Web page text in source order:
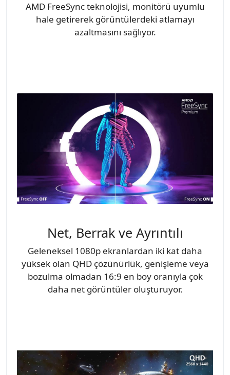
AMD FreeSync teknolojisi, monitörü uyumlu
hale getirerek görüntülerdeki atlamayı
azaltmasını sağlıyor.
Net, Berrak ve Ayrıntılı
Geleneksel 1080p ekranlardan iki kat daha
yüksek olan QHD çözünürlük, genişleme veya
bozulma olmadan 16:9 en boy oranıyla çok
daha net görüntüler oluşturuyor.